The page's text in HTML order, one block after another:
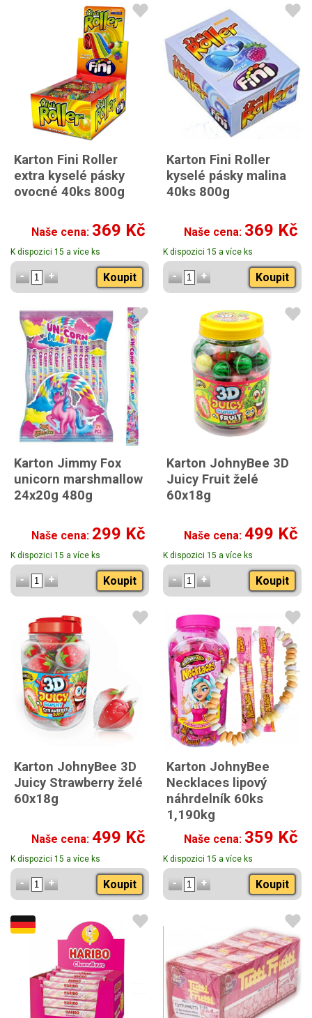
Karton Fini Roller
extra kyselé pásky
ovocné 40ks 800g
Naše cena: 369 Kč
K dispozici 15 a více ks
Koupit
Karton Fini Roller
kyselé pásky malina
40ks 800g
Naše cena: 369 Kč
K dispozici 15 a více ks
Koupit
Karton Jimmy Fox
unicorn marshmallow
24x20g 480g
Naše cena: 299 Kč
K dispozici 15 a více ks
Koupit
Karton JohnyBee 3D
Juicy Fruit želé
60x18g
Naše cena: 499 Kč
K dispozici 15 a více ks
Koupit
Karton JohnyBee 3D
Juicy Strawberry želé
60x18g
Naše cena: 499 Kč
K dispozici 15 a více ks
Koupit
Karton JohnyBee
Necklaces lipový
náhrdelník 60ks
1,190kg
Karton JohnyBee
Necklaces lipový
náhrdelník 70ks 1,190kg
Naše cena: 359 Kč
K dispozici 15 a více ks
Koupit